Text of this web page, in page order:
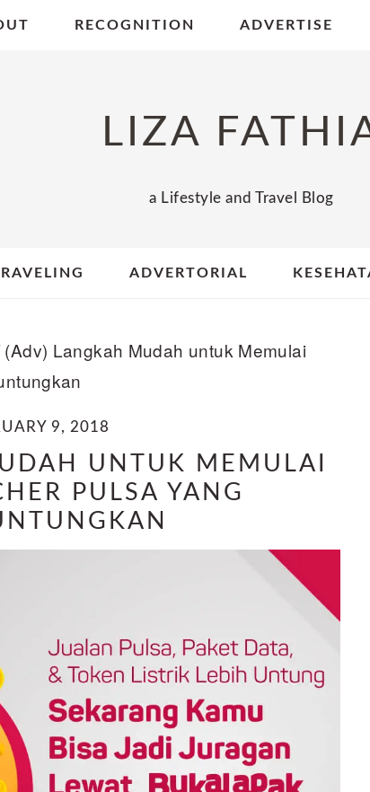
RECOGNITION ADVERTISE
LIZA
a Lifestyle and Travel Blog
ADVERTORIAL
(Adv) Langkah Mudah untuk Memulai
9, 2018
UNTUK MEMULAI
PULSA YANG